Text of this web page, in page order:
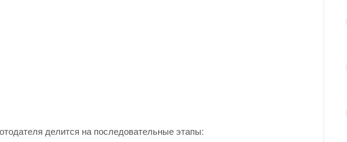
делится на последовательные этапы: